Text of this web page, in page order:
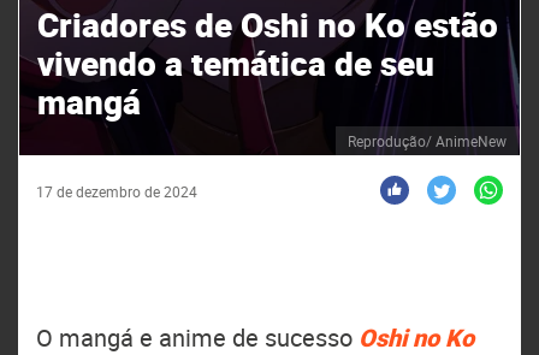
Reprodução/ AnimeNew
Criadores de Oshi no Ko estão
vivendo a temática de seu
mangá
17 de dezembro de 2024
O mangá e anime de sucesso Oshi no Ko